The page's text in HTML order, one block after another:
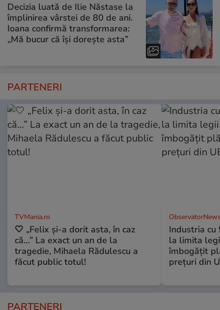
Decizia luată de Ilie Năstase la
împlinirea vârstei de 80 de ani.
Ioana confirmă transformarea:
„Mă bucur că își dorește asta”
PARTENERI
TVMania.ro
🤍 „Felix și-a dorit asta, în caz
că…” La exact un an de la
tragedie, Mihaela Rădulescu a
făcut public totul!
Industria
la limita
îmbogăţit
preţuri din
PARTENERI